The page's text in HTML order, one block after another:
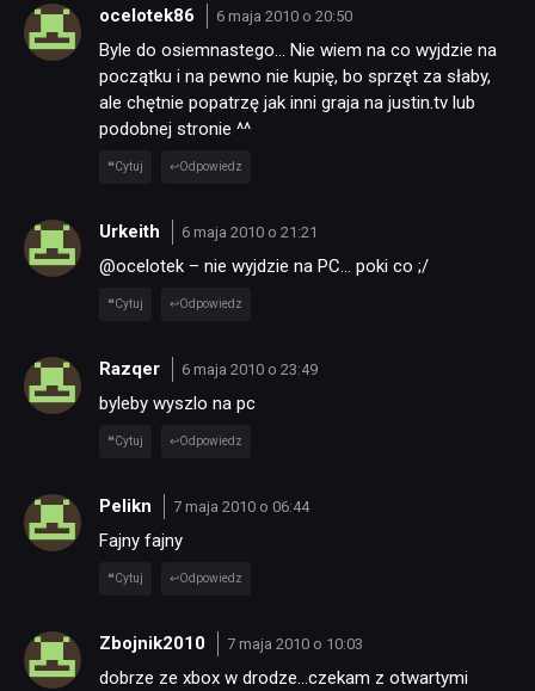
ocelotek86 6 maja 2010 o 20:50
Byle do osiemnastego… Nie wiem na co wyjdzie na
początku i na pewno nie kupię, bo sprzęt za słaby,
ale chętnie popatrzę jak inni graja na justin.tv lub
podobnej stronie ^^
Cytuj Odpowiedz
Urkeith 6 maja 2010 o 21:21
@ocelotek – nie wyjdzie na PC… poki co ;/
Cytuj Odpowiedz
Razqer 6 maja 2010 o 23:49
byleby wyszlo na pc
Cytuj Odpowiedz
Pelikn 7 maja 2010 o 06:44
Fajny fajny
Cytuj Odpowiedz
Zbojnik2010 7 maja 2010 o 10:03
dobrze ze xbox w drodze…czekam z otwartymi